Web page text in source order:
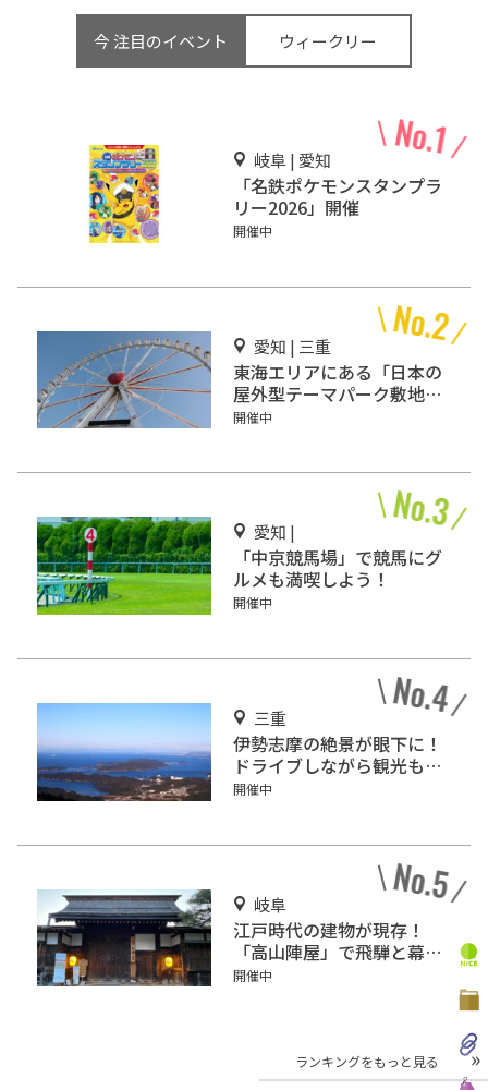
今 注目のイベント ウィークリー
岐阜 | 愛知
「名鉄ポケモンスタンプラ
リー2026」開催
開催中
愛知 | 三重
東海エリアにある「日本の
屋外型テーマパーク敷地面
積ランキング」入りしてい
開催中
愛知 |
「中京競馬場」で競馬にグ
ルメも満喫しよう！
開催中
三重
伊勢志摩の絶景が眼下に！
ドライブしながら観光もで
きる「伊勢志摩スカイライ
開催中
岐阜
江戸時代の建物が現存！
「高山陣屋」で飛騨と幕府
の歴史を学ぼう
開催中
ランキングをもっと見る